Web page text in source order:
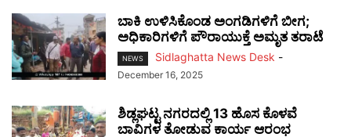
ಬಾಕಿ ಉಳಿಸಿಕೊಂಡ ಅಂಗಡಿಗಳಿಗೆ ಬೀಗ;
ಅಧಿಕಾರಿಗಳಿಗೆ ಪೌರಾಯುಕ್ತೆ ಅಮೃತ ತರಾಟೆ
NEWS Sidlaghatta News Desk -
December 16, 2025
ಶಿಡ್ಲಘಟ್ಟ ನಗರದಲ್ಲಿ 13 ಹೊಸ ಕೊಳವೆ
ಬಾವಿಗಳ ತೋಡುವ ಕಾರ್ಯ ಆರಂಭ